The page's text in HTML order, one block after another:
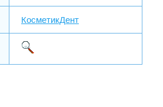
КосметикДент